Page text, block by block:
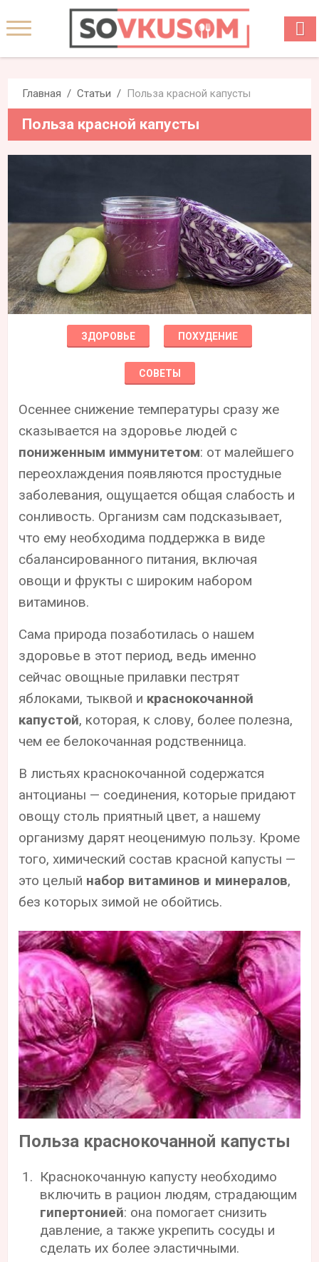
Главная Статьи Польза красной капусты
Польза красной капусты
ЗДОРОВЬЕ ПОХУДЕНИЕ
СОВЕТЫ
Осеннее снижение температуры сразу же
сказывается на здоровье людей с
пониженным иммунитетом: от малейшего
переохлаждения появляются простудные
заболевания, ощущается общая слабость и
сонливость. Организм сам подсказывает,
что ему необходима поддержка в виде
сбалансированного питания, включая
овощи и фрукты с широким набором
витаминов.
Сама природа позаботилась о нашем
здоровье в этот период, ведь именно
сейчас овощные прилавки пестрят
яблоками, тыквой и краснокочанной
капустой, которая, к слову, более полезна,
чем ее белокочанная родственница.
В листьях краснокочанной содержатся
антоцианы — соединения, которые придают
овощу столь приятный цвет, а нашему
организму дарят неоценимую пользу. Кроме
того, химический состав красной капусты —
это целый набор витаминов и минералов,
без которых зимой не обойтись.
Польза краснокочанной капусты
Краснокочанную капусту необходимо
включить в рацион людям, страдающим
гипертонией: она помогает снизить
давление, а также укрепить сосуды и
сделать их более эластичными.